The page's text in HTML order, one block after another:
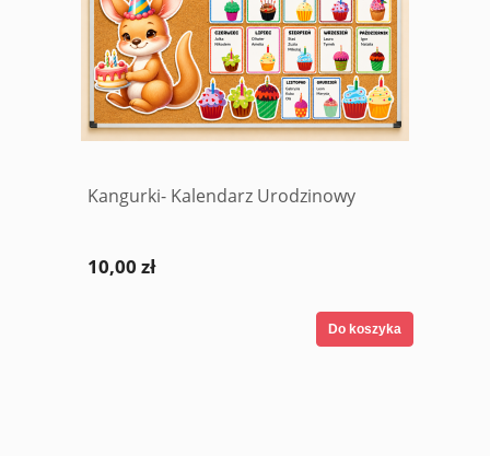
Kangurki- Kalendarz Urodzinowy
10,00 zł
Do koszyka